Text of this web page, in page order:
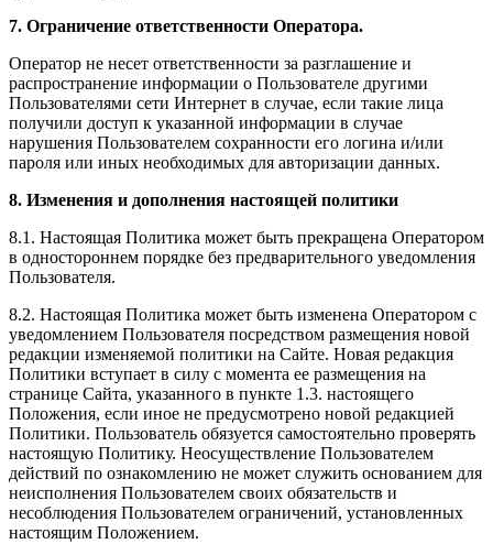
7. Ограничение ответственности Оператора.
Оператор не несет ответственности за разглашение и
распространение информации о Пользователе другими
Пользователями сети Интернет в случае, если такие лица
получили доступ к указанной информации в случае
нарушения Пользователем сохранности его логина и/или
пароля или иных необходимых для авторизации данных.
8. Изменения и дополнения настоящей политики
8.1. Настоящая Политика может быть прекращена Оператором
в одностороннем порядке без предварительного уведомления
Пользователя.
8.2. Настоящая Политика может быть изменена Оператором с
уведомлением Пользователя посредством размещения новой
редакции изменяемой политики на Сайте. Новая редакция
Политики вступает в силу с момента ее размещения на
странице Сайта, указанного в пункте 1.3. настоящего
Положения, если иное не предусмотрено новой редакцией
Политики. Пользователь обязуется самостоятельно проверять
настоящую Политику. Неосуществление Пользователем
действий по ознакомлению не может служить основанием для
неисполнения Пользователем своих обязательств и
несоблюдения Пользователем ограничений, установленных
настоящим Положением.